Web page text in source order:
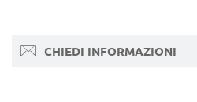
CHIEDI INFORMAZIONI